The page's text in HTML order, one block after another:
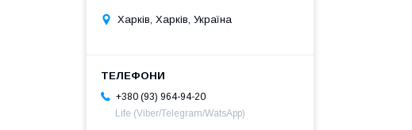
Харків, Харків, Україна
+380 (93) 964-94-20
Life (Viber/Telegram/WatsApp)